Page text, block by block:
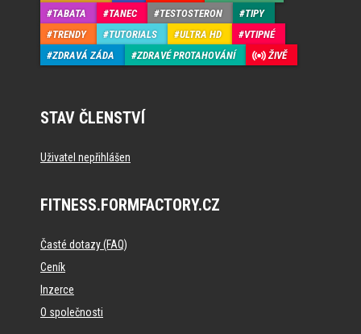
TABATA
TANEC TESTOSTERON
TIPY
TRENDY
TUTORIALS ULTRA HD
VTIPNÉ
ZDRAVÁ ZÁDA
ZDRAVÉ PROTAHOVÁNÍ ŽIVĚ
STAV ČLENSTVÍ
Uživatel nepřihlášen
FITNESS.FORMFACTORY.CZ
Časté dotazy (FAQ)
Ceník
Inzerce
O společnosti